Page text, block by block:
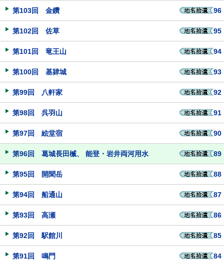
第103回 金鑽 96
第102回 佐草 95
第101回 竜王山 94
第100回 基肄城 93
第99回 八軒家 92
第98回 呉羽山 91
第97回 絵堂宿 90
第96回 葛城長田楲、 能登・岩井両河用水 89
第95回 開聞岳 88
第94回 船通山 87
第93回 高瀬 86
第92回 駅館川 85
第91回 鳴門 84